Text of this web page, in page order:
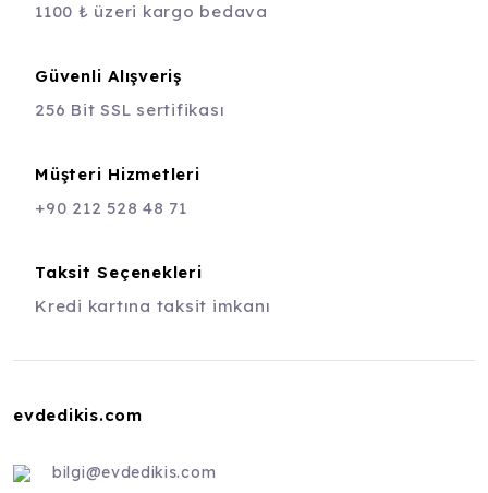
1100 ₺ üzeri kargo bedava
Güvenli Alışveriş
256 Bit SSL sertifikası
Müşteri Hizmetleri
+90 212 528 48 71
Taksit Seçenekleri
Kredi kartına taksit imkanı
evdedikis.com
bilgi@evdedikis.com